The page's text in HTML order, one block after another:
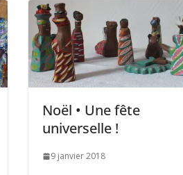
Noël • Une fête
universelle !
9 janvier 2018